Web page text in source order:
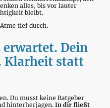
alles, bis vor lauter
bleibt.
tief durch.
erwartet. Dein
Klarheit statt
Du musst keine Ratgeber
hinterherjagen. In dir fließt